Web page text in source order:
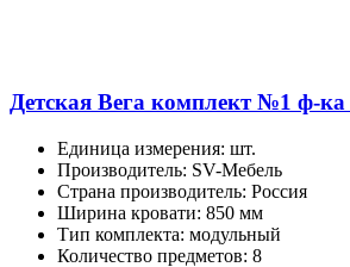
Детская Вега комплект №1 ф-
Единица измерения: шт.
Производитель: SV-Мебель
Страна производитель: Россия
Ширина кровати: 850 мм
Тип комплекта: модульный
Количество предметов: 8